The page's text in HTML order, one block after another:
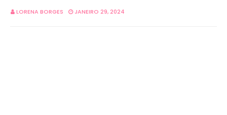
LORENA BORGES JANEIRO 29, 2024